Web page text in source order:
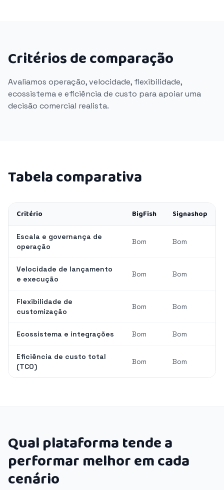
Critérios de comparação
Avaliamos operação, velocidade, flexibilidade,
ecossistema e eficiência de custo para apoiar uma
decisão comercial realista.
Tabela comparativa
Critério BigFish Signashop
Escala e governança de
operação
Bom Bom
Velocidade de lançamento
e execução
Bom Bom
Flexibilidade de
customização
Bom Bom
Ecossistema e integrações Bom Bom
Eficiência de custo total
(TCO)
Bom Bom
Qual plataforma tende a
performar melhor em cada
cenário